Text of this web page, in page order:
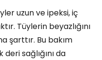
uzun ve ipeksi, iç
Tüylerin beyazlığını
şarttır. Bu bakım
sağlığını da